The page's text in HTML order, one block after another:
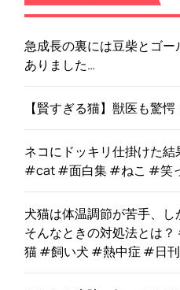
急成長の裏には豆柴とゴ
ありました…
【賢すぎる猫】獣医も驚
ネコにドッキリ仕掛けた
#cat #面白集 #ねこ #笑
犬猫は体温調節が苦手、
そんなときの対処法とは
猫 #飼い犬 #熱中症 #日刊